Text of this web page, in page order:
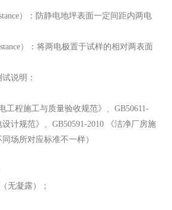
）：防静电地坪表面一定间距内两电
）：将两电极置于试样的相对两表面
说明：
工程施工与质量验收规范》、GB50611-
计规范》、GB50591-2010 《洁净厂房施
场所对应标准不一样）
无凝露）；